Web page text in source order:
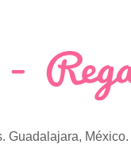
Guadalajara, México.